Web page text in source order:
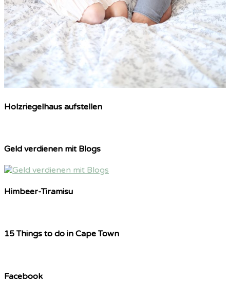
Holzriegelhaus aufstellen
Geld verdienen mit Blogs
Himbeer-Tiramisu
15 Things to do in Cape Town
Facebook